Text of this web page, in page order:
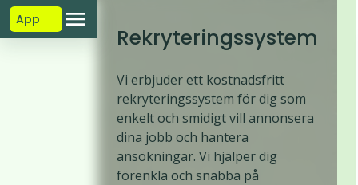
App
Rekryteringssystem
Vi erbjuder ett kostnadsfritt
rekryteringssystem för dig som
enkelt och smidigt vill annonsera
dina jobb och hantera
ansökningar. Vi hjälper dig
förenkla och snabba på